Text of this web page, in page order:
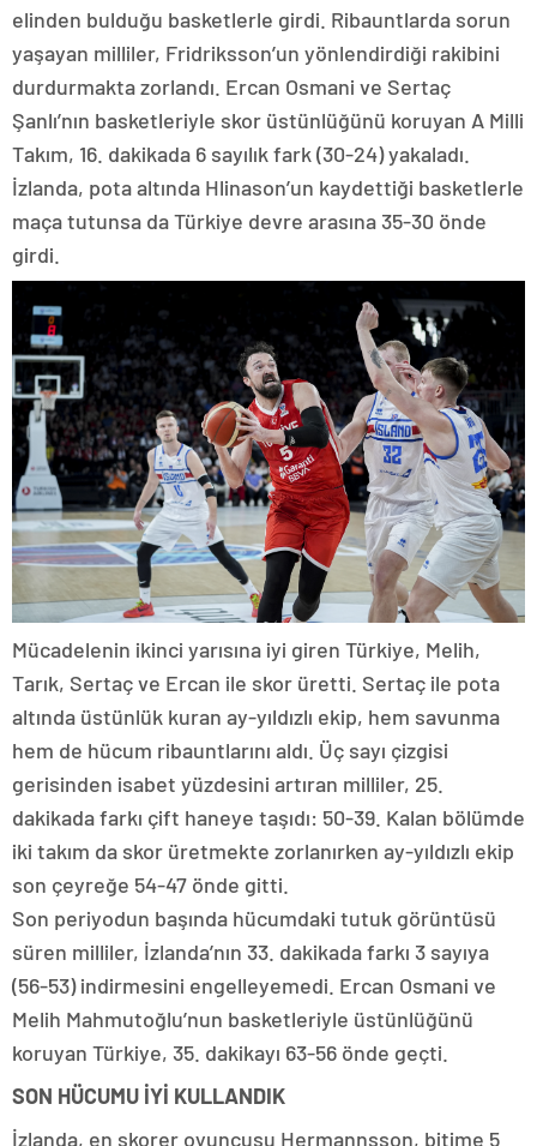
elinden bulduğu basketlerle girdi. Ribauntlarda sorun
yaşayan milliler, Fridriksson’un yönlendirdiği rakibini
durdurmakta zorlandı. Ercan Osmani ve Sertaç
Şanlı’nın basketleriyle skor üstünlüğünü koruyan A Milli
Takım, 16. dakikada 6 sayılık fark (30-24) yakaladı.
İzlanda, pota altında Hlinason’un kaydettiği basketlerle
maça tutunsa da Türkiye devre arasına 35-30 önde
girdi.
Mücadelenin ikinci yarısına iyi giren Türkiye, Melih,
Tarık, Sertaç ve Ercan ile skor üretti. Sertaç ile pota
altında üstünlük kuran ay-yıldızlı ekip, hem savunma
hem de hücum ribauntlarını aldı. Üç sayı çizgisi
gerisinden isabet yüzdesini artıran milliler, 25.
dakikada farkı çift haneye taşıdı: 50-39. Kalan bölümde
iki takım da skor üretmekte zorlanırken ay-yıldızlı ekip
son çeyreğe 54-47 önde gitti.
Son periyodun başında hücumdaki tutuk görüntüsü
süren milliler, İzlanda’nın 33. dakikada farkı 3 sayıya
(56-53) indirmesini engelleyemedi. Ercan Osmani ve
Melih Mahmutoğlu’nun basketleriyle üstünlüğünü
koruyan Türkiye, 35. dakikayı 63-56 önde geçti.
SON HÜCUMU İYİ KULLANDIK
İzlanda, en skorer oyuncusu Hermannsson, bitime 5